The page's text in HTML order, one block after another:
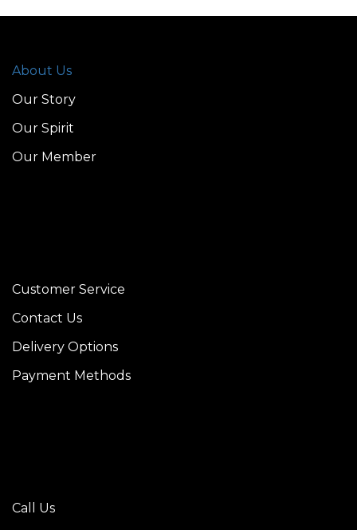
About Us
Our Story
Our Spirit
Our Member
Customer Service
Contact Us
Delivery Options
Payment Methods
Call Us